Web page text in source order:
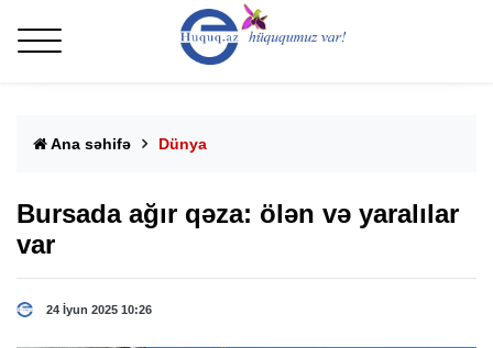
Ana səhifə Dünya
Bursada ağır qəza: ölən və yaralılar
var
24 İyun 2025 10:26